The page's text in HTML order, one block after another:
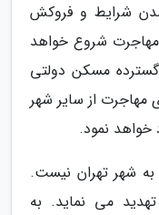
شرایط و فروکش
شروع خواهد
مسکن دولتی
از سایر شهر
خواهد نمود.
به شهر تهران نیست.
می نماید. به